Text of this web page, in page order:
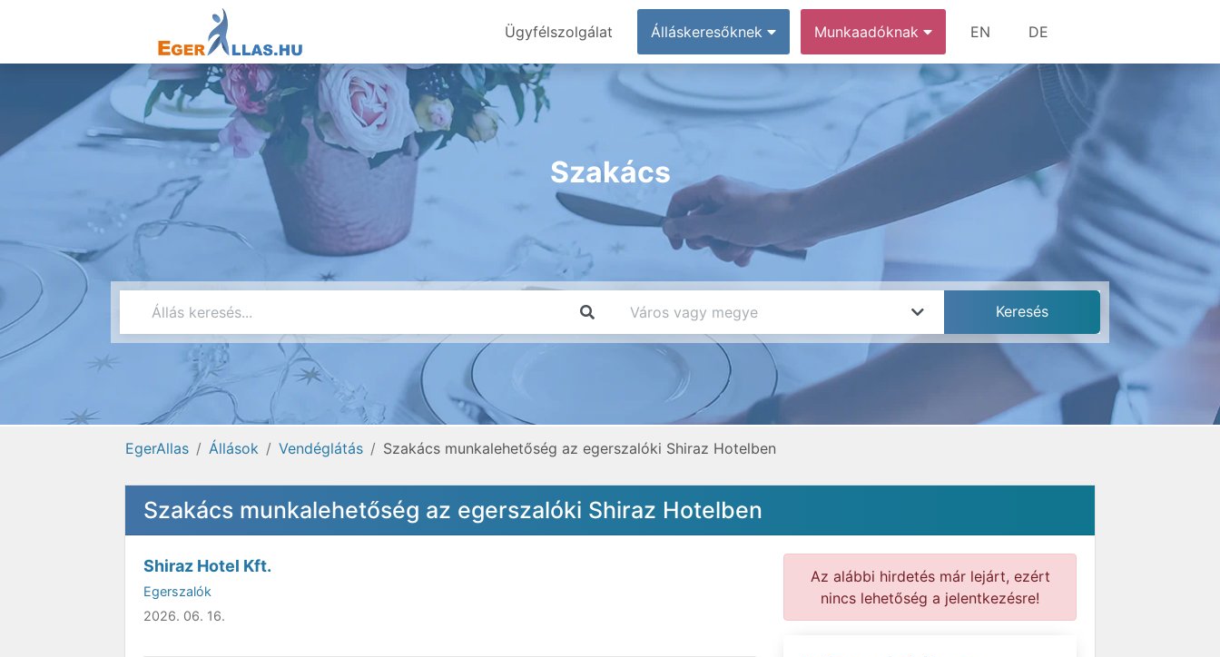
Ügyfélszolgálat Álláskeresőknek Munkaadóknak EN DE
Szakács
EgerAllas Állások Vendéglátás Szakács munkalehetőség az egerszalóki Shiraz Hotelben
Szakács munkalehetőség az egerszalóki Shiraz Hotelben
Shiraz Hotel Kft.
Egerszalók
2026. 06. 16.
Az alábbi hirdetés már lejárt, ezért
nincs lehetőség a jelentkezésre!